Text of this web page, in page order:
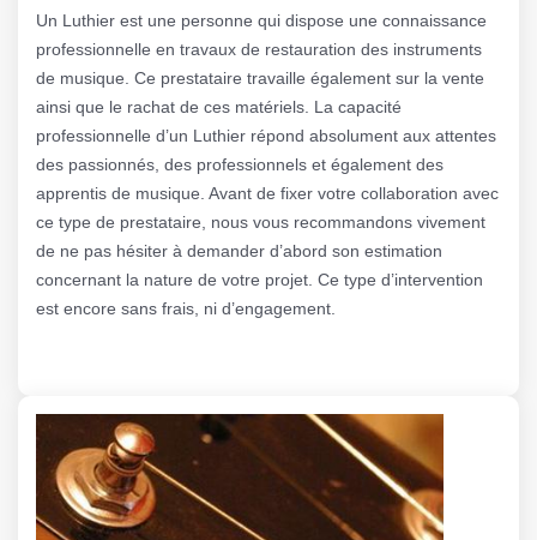
Un Luthier est une personne qui dispose une connaissance
professionnelle en travaux de restauration des instruments
de musique. Ce prestataire travaille également sur la vente
ainsi que le rachat de ces matériels. La capacité
professionnelle d’un Luthier répond absolument aux attentes
des passionnés, des professionnels et également des
apprentis de musique. Avant de fixer votre collaboration avec
ce type de prestataire, nous vous recommandons vivement
de ne pas hésiter à demander d’abord son estimation
concernant la nature de votre projet. Ce type d’intervention
est encore sans frais, ni d’engagement.